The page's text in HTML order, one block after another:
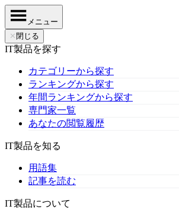
メニュー
✕ 閉じる
IT製品を探す
カテゴリーから探す
ランキングから探す
年間ランキングから探す
専門家一覧
あなたの閲覧履歴
IT製品を知る
用語集
記事を読む
IT製品について